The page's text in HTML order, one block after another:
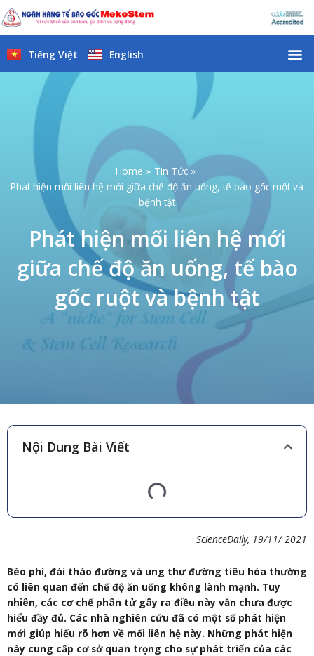
Skip
to
content
Tiếng Việt English
Home
Tin Tức
Phát hiện mối liên hệ mới giữa chế độ ăn uống, tế bào gốc ruột và
bệnh tật
Phát hiện mối liên hệ mới
giữa chế độ ăn uống, tế bào
gốc ruột và bệnh tật
Nội Dung Bài Viết
ScienceDaily, 19/11/ 2021
Béo phì, đái tháo đường và ung thư đường tiêu hóa thường
có liên quan đến chế độ ăn uống không lành mạnh. Tuy
nhiên, các cơ chế phân tử gây ra điều này vẫn chưa được
hiểu đầy đủ. Các nhà nghiên cứu đã có một số phát hiện
mới giúp hiểu rõ hơn về mối liên hệ này. Những phát hiện
này cung cấp cơ sở quan trọng cho sự phát triển của các